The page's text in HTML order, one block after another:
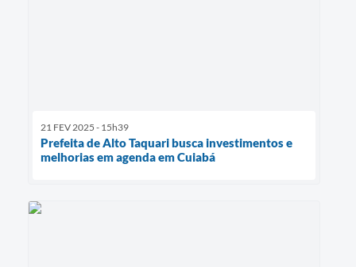
21 FEV 2025 - 15h39
Prefeita de Alto Taquari busca investimentos e
melhorias em agenda em Cuiabá